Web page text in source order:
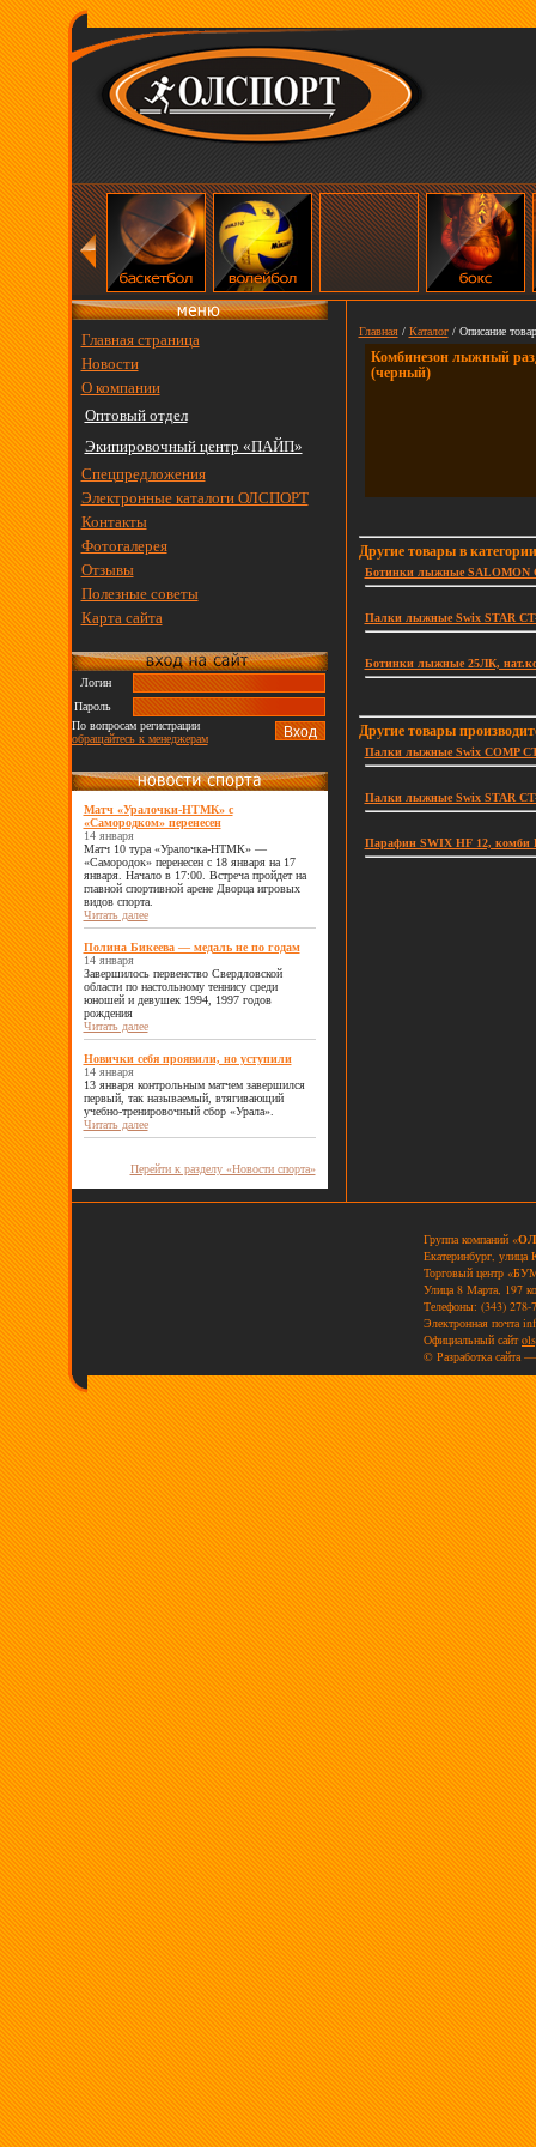
Главная страница
Новости
О компании
Оптовый отдел
Экипировочный центр «ПАЙП»
Спецпредложения
Электронные каталоги ОЛСПОРТ
Контакты
Фотогалерея
Отзывы
Полезные советы
Карта сайта
Логин
Пароль
По вопросам регистрации
обращайтесь к менеджерам
Матч «Уралочки-НТМК» с
«Самородком» перенесен
14 января
Матч 10 тура «Уралочка-НТМК» —
«Самородок» перенесен с 18 января на 17
января. Начало в 17:00. Встреча пройдет на
главной спортивной арене Дворца игровых
видов спорта.
Читать далее
Полина Бикеева — медаль не по годам
14 января
Завершилось первенство Свердловской
области по настольному теннису среди
юношей и девушек 1994, 1997 годов
рождения
Читать далее
Новички себя проявили, но уступили
14 января
13 января контрольным матчем завершился
первый, так называемый, втягивающий
учебно-тренировочный сбор «Урала».
Читать далее
Перейти к разделу «Новости спорта»
Главная/ Каталог/ Описание
Комбинезон лыжный
(черный)
Другие товары в
Ботинки лыжные SALOMON
Палки лыжные Swix STAR
Ботинки лыжные 25ЛК,
Другие товары
Палки лыжные Swix COMP
Палки лыжные Swix STAR
Парафин SWIX HF 12, комби
Группа компаний «
Екатеринбург,
Торговый центр
Улица 8 Марта, 197
Телефоны: (343) 278-
Электронная почта
Официальный сайт
© Разработка сайта